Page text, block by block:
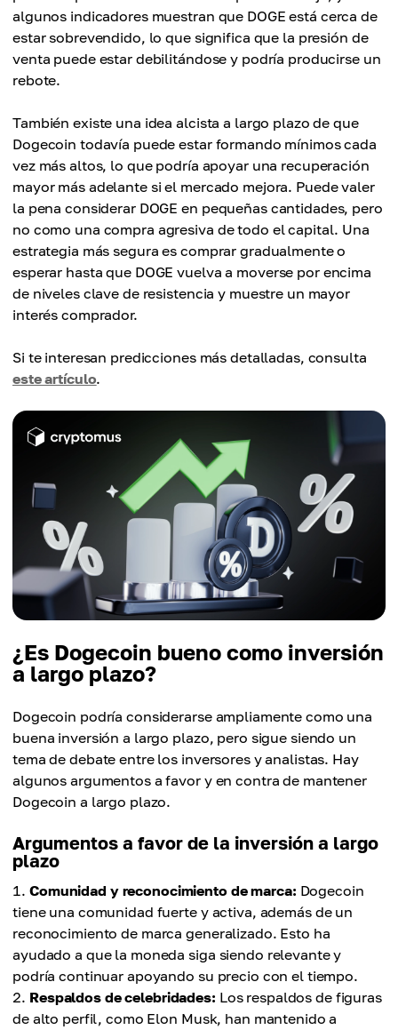
algunos indicadores muestran que DOGE está cerca de
estar sobrevendido, lo que significa que la presión de
venta puede estar debilitándose y podría producirse un
rebote.
También existe una idea alcista a largo plazo de que
Dogecoin todavía puede estar formando mínimos cada
vez más altos, lo que podría apoyar una recuperación
mayor más adelante si el mercado mejora. Puede valer
la pena considerar DOGE en pequeñas cantidades, pero
no como una compra agresiva de todo el capital. Una
estrategia más segura es comprar gradualmente o
esperar hasta que DOGE vuelva a moverse por encima
de niveles clave de resistencia y muestre un mayor
interés comprador.
Si te interesan predicciones más detalladas, consulta
este artículo.
¿Es Dogecoin bueno como inversión
a largo plazo?
Dogecoin podría considerarse ampliamente como una
buena inversión a largo plazo, pero sigue siendo un
tema de debate entre los inversores y analistas. Hay
algunos argumentos a favor y en contra de mantener
Dogecoin a largo plazo.
Argumentos a favor de la inversión a largo
plazo
Comunidad y reconocimiento de marca: Dogecoin
tiene una comunidad fuerte y activa, además de un
reconocimiento de marca generalizado. Esto ha
ayudado a que la moneda siga siendo relevante y
podría continuar apoyando su precio con el tiempo.
Respaldos de celebridades: Los respaldos de figuras
de alto perfil, como Elon Musk, han mantenido a